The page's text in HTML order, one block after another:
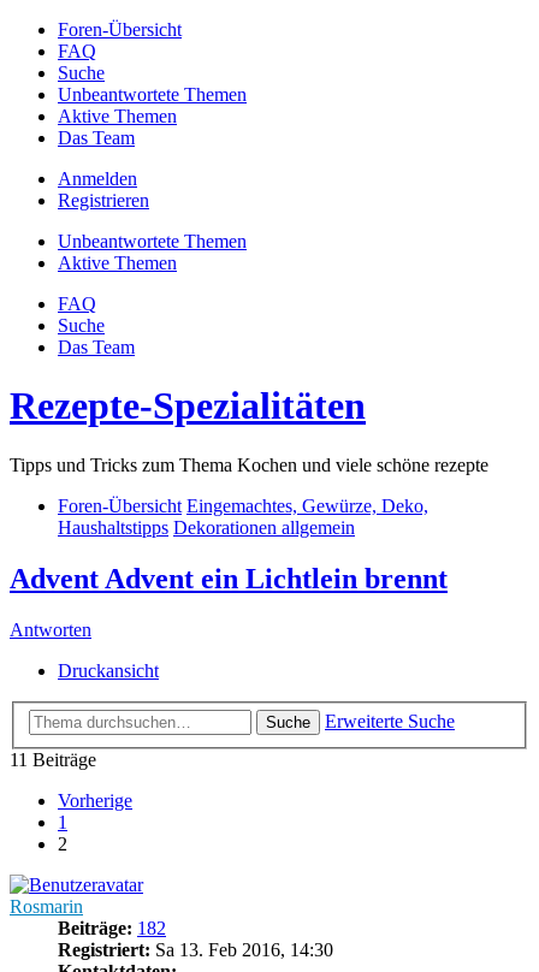
Foren-Übersicht
FAQ
Suche
Unbeantwortete Themen
Aktive Themen
Das Team
Anmelden
Registrieren
Unbeantwortete Themen
Aktive Themen
FAQ
Suche
Das Team
Rezepte-Spezialitäten
Tipps und Tricks zum Thema Kochen und viele schöne rezepte
Foren-Übersicht Eingemachtes, Gewürze, Deko,
Haushaltstipps Dekorationen allgemein
Advent Advent ein Lichtlein brennt
Antworten
Druckansicht
Suche
Erweiterte Suche
11 Beiträge
Vorherige
1
2
Rosmarin
Beiträge: 182
Registriert: Sa 13. Feb 2016, 14:30